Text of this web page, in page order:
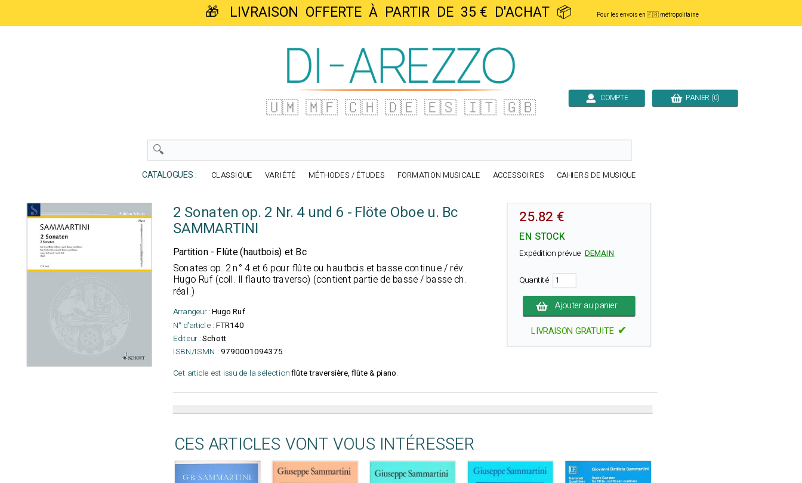
🎁 LIVRAISON OFFERTE À PARTIR DE 35 € D'ACHAT 📦 Pour les envois en 🇫🇷 métropolitaine
🇺🇲 🇲🇫 🇨🇭 🇩🇪 🇪🇸 🇮🇹 🇬🇧 COMPTE PANIER (0)
CATALOGUES : CLASSIQUE VARIÉTÉ MÉTHODES / ÉTUDES FORMATION MUSICALE ACCESSOIRES CAHIERS DE MUSIQUE
2 Sonaten op. 2 Nr. 4 und 6 - Flöte Oboe u. Bc
SAMMARTINI
Partition - Flûte (hautbois) et Bc
Sonates op. 2 n° 4 et 6 pour flûte ou hautbois et basse continue / rév.
Hugo Ruf (coll. Il flauto traverso) (contient partie de basse / basse ch.
réal.)
Arrangeur :Hugo Ruf
N° d'article : FTR140
Editeur :Schott
ISBN/ISMN : 9790001094375
Cet article est issu de la sélectionflûte traversière, flûte & piano.
25.82 €
EN STOCK
Expédition prévue DEMAIN
Quantité
Ajouter au panier
LIVRAISON GRATUITE ✔
CES ARTICLES VONT VOUS INTÉRESSER